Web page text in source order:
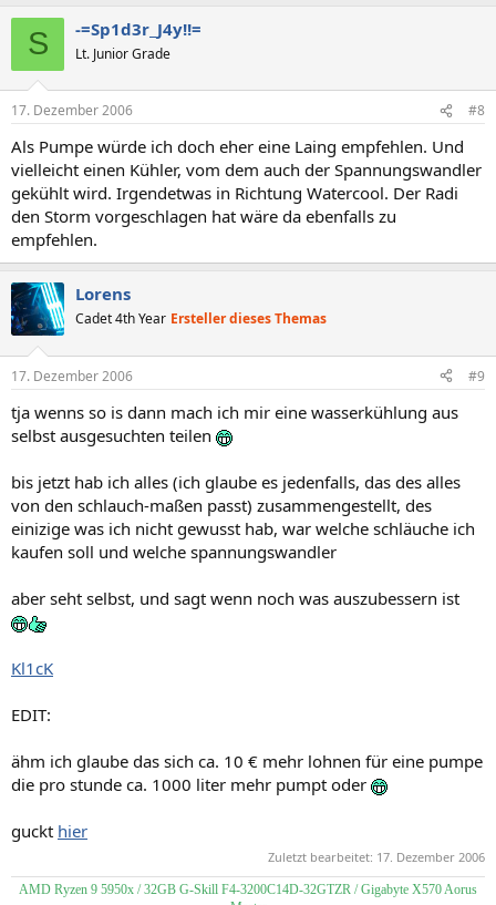
S -=Sp1d3r_J4y!!=
Lt. Junior Grade
17. Dezember 2006 #8
Als Pumpe würde ich doch eher eine Laing empfehlen. Und
vielleicht einen Kühler, vom dem auch der Spannungswandler
gekühlt wird. Irgendetwas in Richtung Watercool. Der Radi
den Storm vorgeschlagen hat wäre da ebenfalls zu
empfehlen.
Lorens
Cadet 4th Year Ersteller dieses Themas
17. Dezember 2006 #9
tja wenns so is dann mach ich mir eine wasserkühlung aus
selbst ausgesuchten teilen
bis jetzt hab ich alles (ich glaube es jedenfalls, das des alles
von den schlauch-maßen passt) zusammengestellt, des
einizige was ich nicht gewusst hab, war welche schläuche ich
kaufen soll und welche spannungswandler
aber seht selbst, und sagt wenn noch was auszubessern ist
Kl1cK
EDIT:
ähm ich glaube das sich ca. 10 € mehr lohnen für eine pumpe
die pro stunde ca. 1000 liter mehr pumpt oder
guckt hier
Zuletzt bearbeitet: 17. Dezember 2006
AMD Ryzen 9 5950x / 32GB G-Skill F4-3200C14D-32GTZR / Gigabyte X570 Aorus